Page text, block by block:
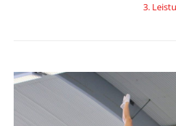
3.